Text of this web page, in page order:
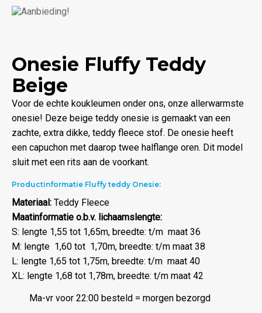
Onesie Fluffy Teddy
Beige
Voor de echte koukleumen onder ons, onze allerwarmste
onesie! Deze beige teddy onesie is gemaakt van een
zachte, extra dikke, teddy fleece stof. De onesie heeft
een capuchon met daarop twee halflange oren. Dit model
sluit met een rits aan de voorkant.
Productinformatie Fluffy teddy Onesie:
Materiaal: Teddy Fleece
Maatinformatie o.b.v. lichaamslengte:
S: lengte 1,55 tot 1,65m, breedte: t/m maat 36
M: lengte 1,60 tot 1,70m, breedte: t/m maat 38
L: lengte 1,65 tot 1,75m, breedte: t/m maat 40
XL: lengte 1,68 tot 1,78m, breedte: t/m maat 42
Ma-vr voor 22:00 besteld = morgen bezorgd